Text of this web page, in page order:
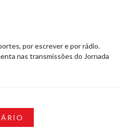
por escrever e por rádio.
nas transmissões do Jornada